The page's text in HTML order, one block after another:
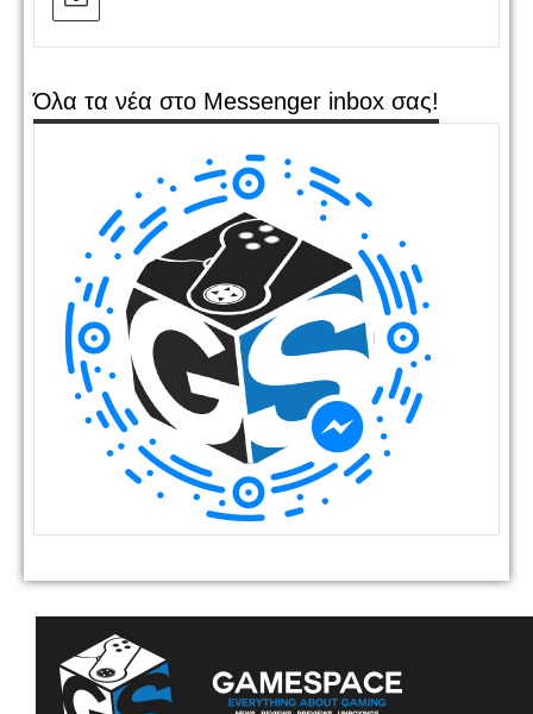
Όλα τα νέα στο Messenger inbox σας!